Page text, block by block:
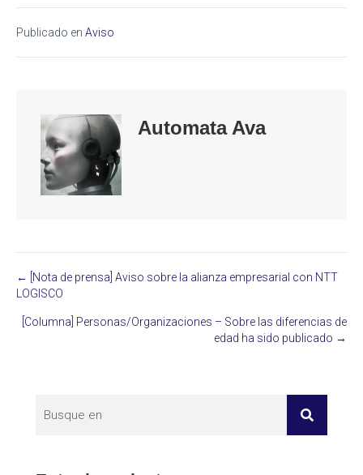
Publicado en Aviso
Automata Ava
Posts
navigation
← [Nota de prensa] Aviso sobre la alianza empresarial con NTT
LOGISCO
[Columna] Personas/Organizaciones – Sobre las diferencias de
edad ha sido publicado →